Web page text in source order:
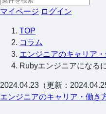
マイページ ログイン
TOP
コラム
エンジニアのキャリア
Rubyエンジニアになる
2024.04.23（更新：
エンジニアのキャリア・働き